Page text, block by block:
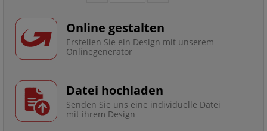
Online gestalten
Erstellen Sie ein Design mit unserem
Onlinegenerator
Datei hochladen
Senden Sie uns eine individuelle Datei
mit ihrem Design